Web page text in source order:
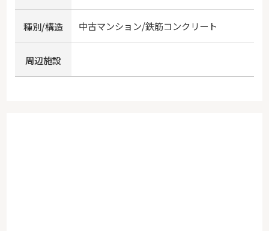
種別/構造 中古マンション/鉄筋コンクリート
周辺施設